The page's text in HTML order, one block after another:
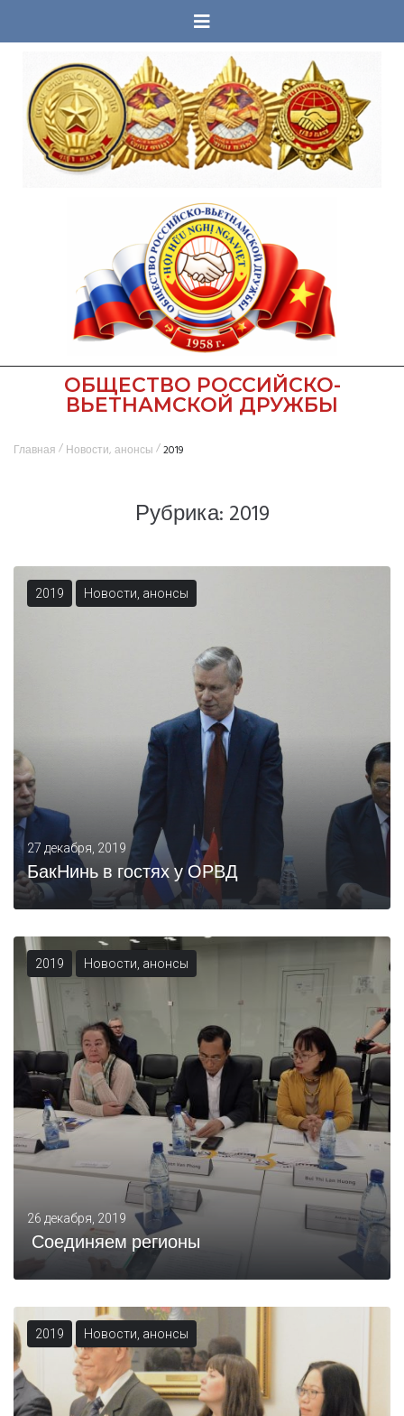
ОБЩЕСТВО РОССИЙСКО-
ВЬЕТНАМСКОЙ ДРУЖБЫ
Главная / Новости, анонсы /2019
Рубрика: 2019
2019 Новости, анонсы
27 декабря, 2019
БакНинь в гостях у ОРВД
2019 Новости, анонсы
26 декабря, 2019
Соединяем регионы
2019 Новости, анонсы